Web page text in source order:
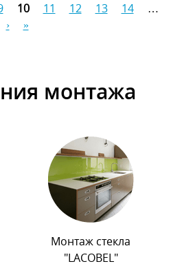
10 11 12 13 14
…
›
»
монтажа
Монтаж стекла
"LACOBEL"